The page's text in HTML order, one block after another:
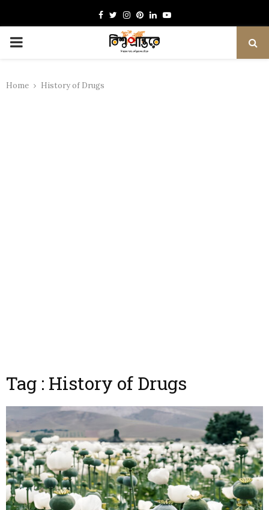
Facebook
TwitterInstagram
Pinterest
LinkedinYoutube
PRIMARY
Home History of Drugs
Tag : History of Drugs